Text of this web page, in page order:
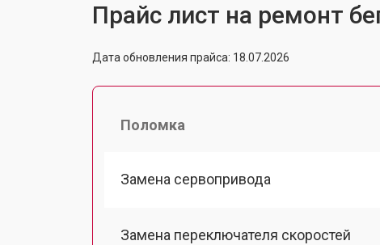
Прайс лист на ремонт
Дата обновления прайса: 18.07.2026
Поломка
Замена сервопривода
Замена переключателя скоростей